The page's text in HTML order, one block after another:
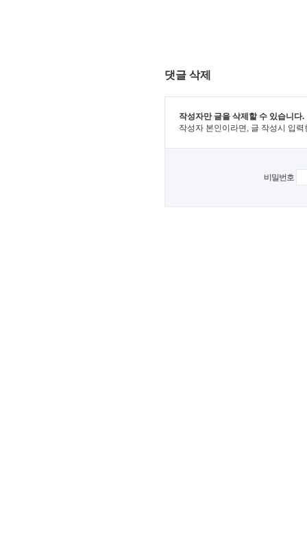
댓글 삭제
작성자만 글을 삭제할 수 있습니다.
작성자 본인이라면, 글 작성시 입
비밀번호